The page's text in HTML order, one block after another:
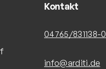
Kontakt
04765/831138-0
info@arditi.de